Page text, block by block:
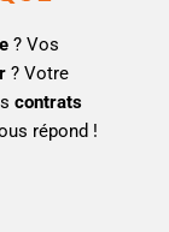
? Vos
? Votre
contrats
répond !